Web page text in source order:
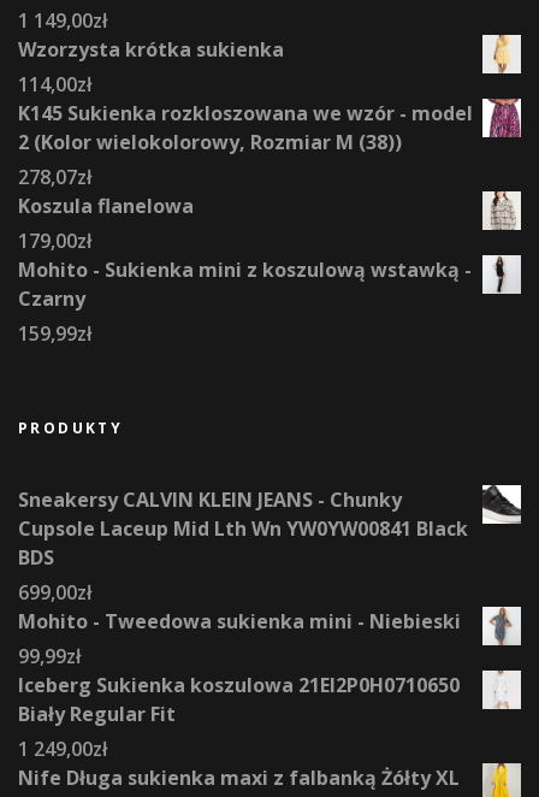
1 149,00zł
Wzorzysta krótka sukienka
114,00zł
K145 Sukienka rozkloszowana we wzór - model
2 (Kolor wielokolorowy, Rozmiar M (38))
278,07zł
Koszula flanelowa
179,00zł
Mohito - Sukienka mini z koszulową wstawką -
Czarny
159,99zł
PRODUKTY
Sneakersy CALVIN KLEIN JEANS - Chunky
Cupsole Laceup Mid Lth Wn YW0YW00841 Black
BDS
699,00zł
Mohito - Tweedowa sukienka mini - Niebieski
99,99zł
Iceberg Sukienka koszulowa 21EI2P0H0710650
Biały Regular Fit
1 249,00zł
Nife Długa sukienka maxi z falbanką Żółty XL